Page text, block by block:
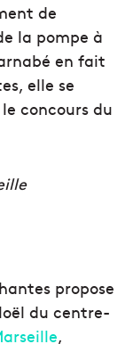
de
la pompe à
en fait
elle se
concours du
propose
du centre-
,